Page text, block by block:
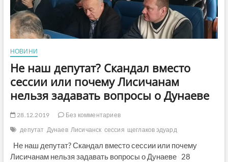
подозрении
хищении
340
НОВИНИ
Не наш депутат? Скандал вместо
сессии или почему Лисичанам
нельзя задавать вопросы о Дунаеве
28.12.2019
Без комментариев
депутат Дунаев Лисичанск сессия щеглаков эдуард
Не наш депутат? Скандал вместо сессии или почему
Лисичанам нельзя задавать вопросы о Дунаеве 28